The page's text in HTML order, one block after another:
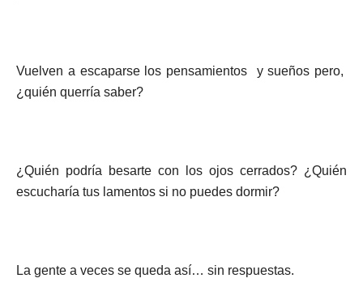
Vuelven a escaparse los pensamientos y sueños pero,
¿quién querría saber?
¿Quién podría besarte con los ojos cerrados? ¿Quién
escucharía tus lamentos si no puedes dormir?
La gente a veces se queda así… sin respuestas.